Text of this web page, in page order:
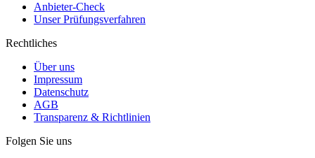
Anbieter-Check
Unser Prüfungsverfahren
Rechtliches
Über uns
Impressum
Datenschutz
AGB
Transparenz & Richtlinien
Folgen Sie uns